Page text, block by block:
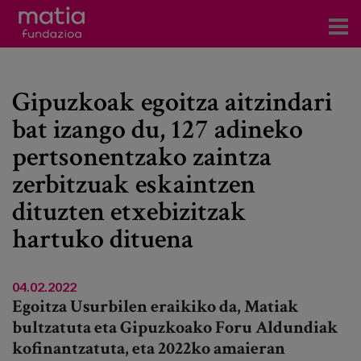
Zerbitzuak
Gertaerak
COVID-19
Harremanetarako
Bloga
Prentsa arloa
Gipuzkoak egoitza aitzindari
bat izango du, 127 adineko
pertsonentzako zaintza
zerbitzuak eskaintzen
dituzten etxebizitzak
hartuko dituena
04.02.2022
Egoitza Usurbilen eraikiko da, Matiak
bultzatuta eta Gipuzkoako Foru Aldundiak
kofinantzatuta, eta 2022ko amaieran